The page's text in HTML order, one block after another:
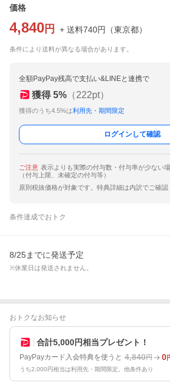
価格
4,840 円 + 送料740円 （東京都）
条件により送料が異なる場合があります。
全額PayPay残高で支払い&LINEと連携で
獲得 5% （222pt）
獲得のうち4.5%は利用先・期間限定
ログインして確認
ご注意 表示よりも実際の付与数・付与率が少ない
（付与上限、未確定の付与等）
原則税抜価格が対象です。特典詳細は内訳でご確認
条件達成でおトク
8/25までに発送予定
※休業日は発送されません。
おトクなお知らせ
合計5,000円相当プレゼント！
PayPayカード入会特典を使うと 4,840円 0
うち2,000円相当は利用先・期間限定。他条件あり